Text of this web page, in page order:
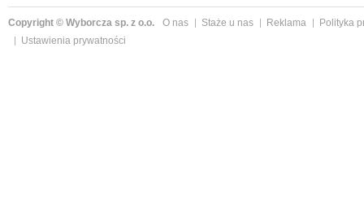
Copyright © Wyborcza sp. z o.o. O nas Staże u nas Reklama
Polityka
Ustawienia prywatności